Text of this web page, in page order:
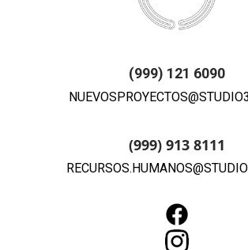
(999) 121 6090
(999) 913 8111